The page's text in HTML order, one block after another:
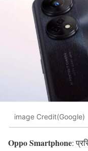
image Credit(Google)
Oppo Smartphone: